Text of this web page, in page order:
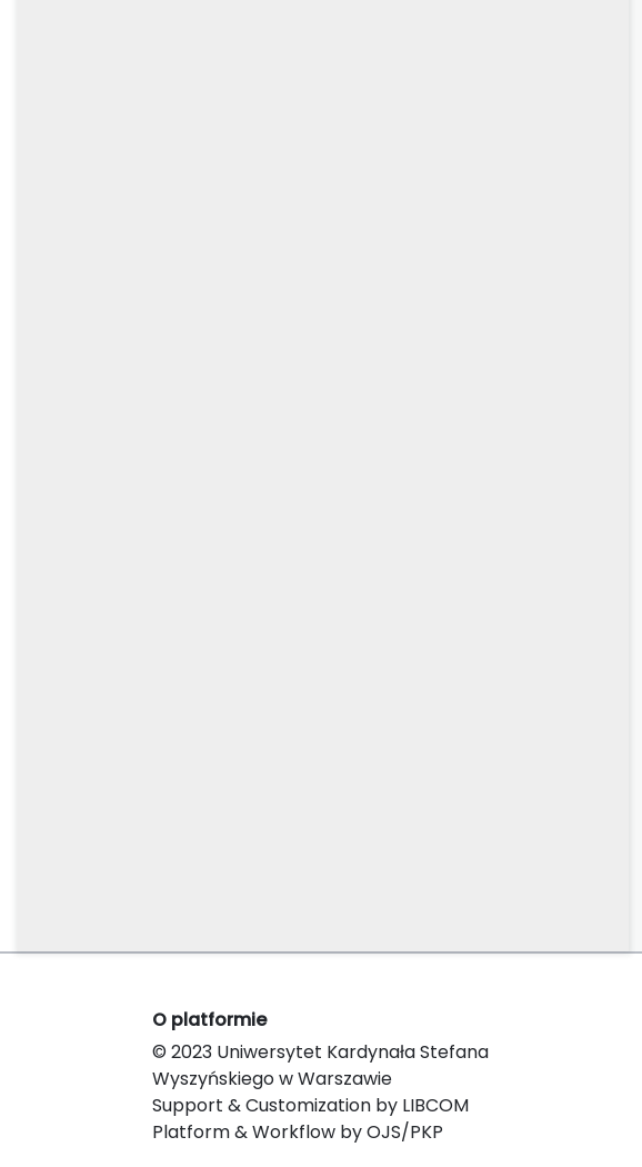
O platformie
© 2023 Uniwersytet Kardynała Stefana
Wyszyńskiego w Warszawie
Support & Customization by LIBCOM
Platform & Workflow by OJS/PKP